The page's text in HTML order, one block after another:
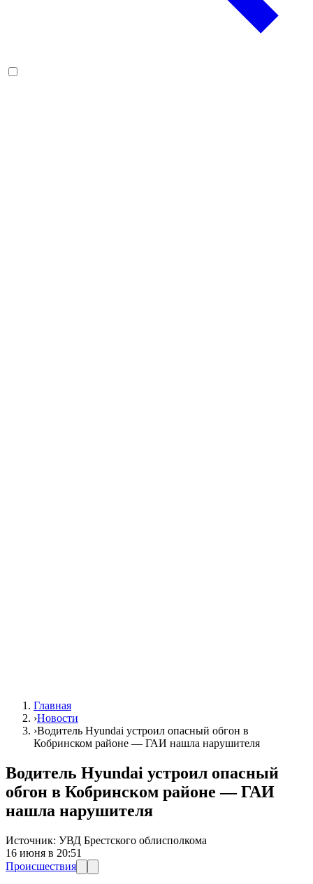
Главная
›Новости
›Водитель Hyundai устроил опасный обгон в
Кобринском районе — ГАИ нашла нарушителя
Водитель Hyundai устроил опасный
обгон в Кобринском районе — ГАИ
нашла нарушителя
Источник: УВД Брестского облисполкома
16 июня в 20:51
Происшествия